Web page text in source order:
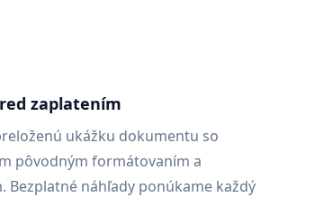
zaplatením
ukážku dokumentu so
pôvodným formátovaním a
Bezplatné náhľady ponúkame každý